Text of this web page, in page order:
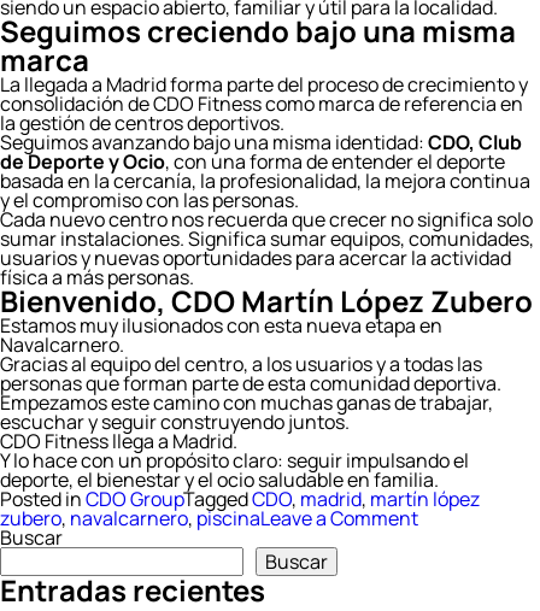
siendo un espacio abierto, familiar y útil para la localidad.
Seguimos creciendo bajo una misma
marca
La llegada a Madrid forma parte del proceso de crecimiento y
consolidación de CDO Fitness como marca de referencia en
la gestión de centros deportivos.
Seguimos avanzando bajo una misma identidad:CDO, Club
de Deporte y Ocio, con una forma de entender el deporte
basada en la cercanía, la profesionalidad, la mejora continua
y el compromiso con las personas.
Cada nuevo centro nos recuerda que crecer no significa solo
sumar instalaciones. Significa sumar equipos, comunidades,
usuarios y nuevas oportunidades para acercar la actividad
física a más personas.
Bienvenido, CDO Martín López Zubero
Estamos muy ilusionados con esta nueva etapa en
Navalcarnero.
Gracias al equipo del centro, a los usuarios y a todas las
personas que forman parte de esta comunidad deportiva.
Empezamos este camino con muchas ganas de trabajar,
escuchar y seguir construyendo juntos.
CDO Fitness llega a Madrid.
Y lo hace con un propósito claro: seguir impulsando el
deporte, el bienestar y el ocio saludable en familia.
Posted inCDO GroupTaggedCDO, madrid, martín lópez
zubero, navalcarnero, piscinaLeave a Commenton
Buscar
Buscar
Entradas recientes